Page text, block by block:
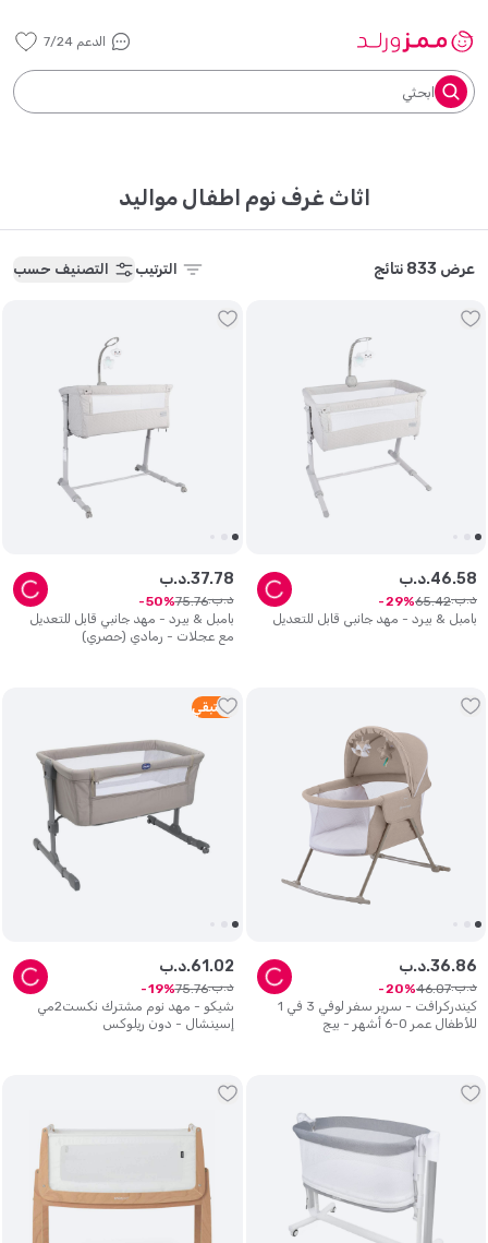
الدعم 7/24
ابحثي
اثاث غرف نوم اطفال مواليد
عرض 833 نتائج الترتيب التصنيف حسب
بامبل & بيرد - مهد جانبي قابل للتعديل
د.ب.46.58
د.ب. 65.42
29
بامبل & بيرد - مهد جانبي قابل للتعديل
مع عجلات - رمادي (حصري)
د.ب.37.78
د.ب. 75.76
50
كيندركرافت - سرير سفر لوفي 3 في 1
للأطفال عمر 0-6 أشهر - بيج
د.ب.36.86
د.ب. 46.07
20
5 متبقي
شيكو - مهد نوم مشترك نكست2مي
إسينشال - دون ريلوكس
د.ب.61 .02
د.ب. 75.76
19